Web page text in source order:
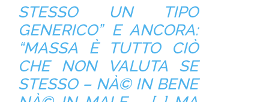
STESSO UN TIPO
GENERICO” E ANCORA:
“MASSA È TUTTO CIÒ
CHE NON VALUTA SE
STESSO – NÀ© IN BENE